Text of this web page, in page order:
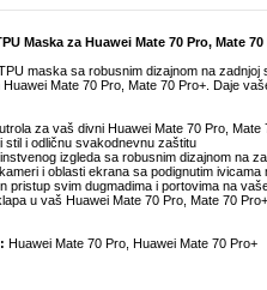
Maska za Huawei Mate 70 Pro, Mate 70
maska sa robusnim dizajnom na
Mate 70 Pro, Mate 70 Pro+. Daje
za vaš divni Huawei Mate 70 Pro, Mate
stil i odličnu svakodnevnu zaštitu
izgleda sa robusnim dizajnom na
i oblasti ekrana sa podignutim ivicama
pristup svim dugmadima i portovima na
u vaš Huawei Mate 70 Pro, Mate 70
Huawei Mate 70 Pro, Huawei Mate 70 Pro+